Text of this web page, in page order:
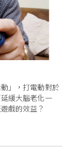
」，打電動對於
緩大腦老化一
戲的效益？